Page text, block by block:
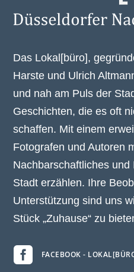
Das Lokal[büro],
Harste und Ulrich
und nah am Puls der
Geschichten, die es oft
schaffen. Mit einem
Fotografen und Autoren
Nachbarschaftliches
Stadt erzählen. Ihre
Unterstützung sind uns
Stück „Zuhause“ zu
 FACEBOOK -